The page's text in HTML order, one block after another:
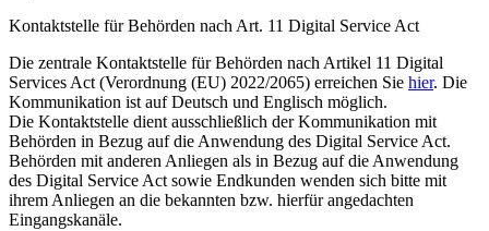
Kontaktstelle für Behörden nach Art. 11 Digital Service Act
Die zentrale Kontaktstelle für Behörden nach Artikel 11 Digital
Services Act (Verordnung (EU) 2022/2065) erreichen Sie hier. Die
Kommunikation ist auf Deutsch und Englisch möglich.
Die Kontaktstelle dient ausschließlich der Kommunikation mit
Behörden in Bezug auf die Anwendung des Digital Service Act.
Behörden mit anderen Anliegen als in Bezug auf die Anwendung
des Digital Service Act sowie Endkunden wenden sich bitte mit
ihrem Anliegen an die bekannten bzw. hierfür angedachten
Eingangskanäle.